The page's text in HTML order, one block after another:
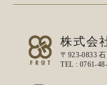
株式会
〒923-0833
TEL : 0761-